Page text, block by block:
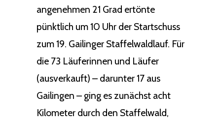
angenehmen 21 Grad ertönte
pünktlich um 10 Uhr der Startschuss
zum 19. Gailinger Staffelwaldlauf. Für
die 73 Läuferinnen und Läufer
(ausverkauft) – darunter 17 aus
Gailingen – ging es zunächst acht
Kilometer durch den Staffelwald,